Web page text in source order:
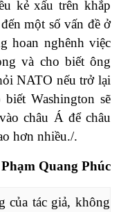
kẻ xấu trên khắp
một số vấn đề ở
hoan nghênh việc
và cho biết ông
NATO nếu trở lại
Washington sẽ
châu Á để châu
hơn nhiều./.
Quang Phúc
của tác giả, không